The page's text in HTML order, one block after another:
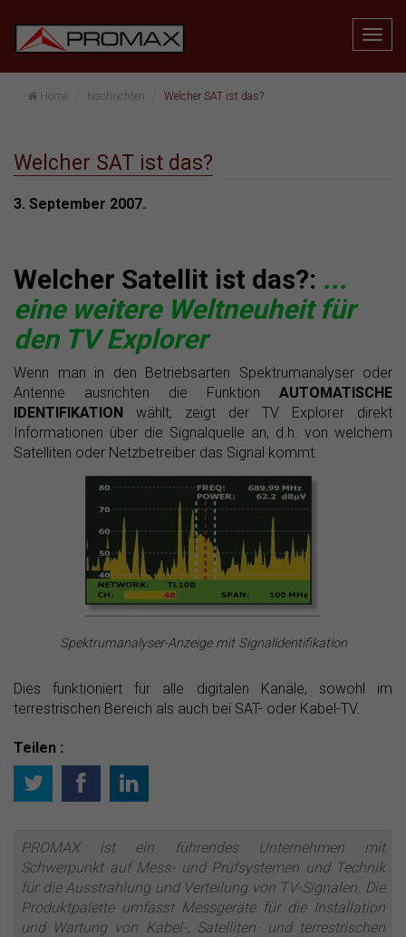
Home Nachrichten Welcher SAT ist das?
Welcher SAT ist das?
3. September 2007.
Welcher Satellit ist das?: ...
eine weitere Weltneuheit für
den TV Explorer
Wenn man in den Betriebsarten Spektrumanalyser oder
Antenne ausrichten die Funktion AUTOMATISCHE
IDENTIFIKATION wählt, zeigt der TV Explorer direkt
Informationen über die Signalquelle an, d.h. von welchem
Satelliten oder Netzbetreiber das Signal kommt.
Spektrumanalyser-Anzeige mit Signalidentifikation
Dies funktioniert für alle digitalen Kanäle, sowohl im
terrestrischen Bereich als auch bei SAT- oder Kabel-TV.
Teilen :
PROMAX ist ein führendes Unternehmen mit
Schwerpunkt auf Mess- und Prüfsystemen und Technik
für die Ausstrahlung und Verteilung von TV-Signalen. Die
Produktpalette umfasst Messgeräte für die Installation
und Wartung von Kabel-, Satelliten- und terrestrischen